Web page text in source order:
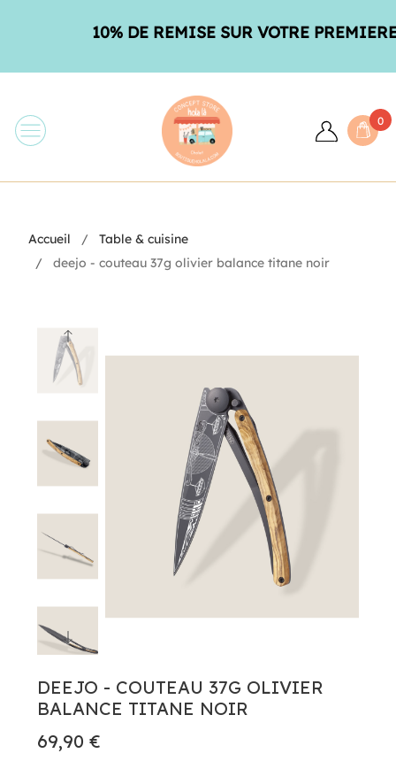
10% DE REMISE SUR VOTRE PREMIERE
0
Accueil
Table & cuisine
deejo - couteau 37g olivier balance titane noir
DEEJO - COUTEAU 37G OLIVIER
BALANCE TITANE NOIR
69,90 €